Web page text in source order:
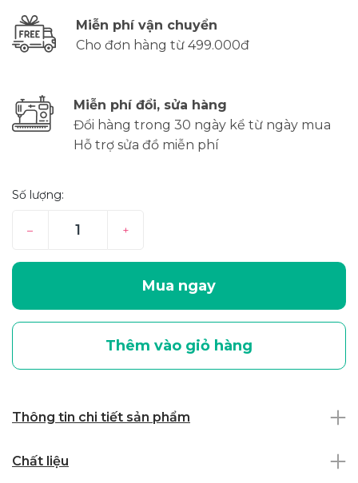
Miễn phí vận chuyển
Cho đơn hàng từ 499.000đ
Miễn phí đổi, sửa hàng
Đổi hàng trong 30 ngày kể từ ngày mua
Hỗ trợ sửa đồ miễn phí
Số lượng:
– +
Mua ngay
Thêm vào giỏ hàng
Thông tin chi tiết sản phẩm
Chất liệu